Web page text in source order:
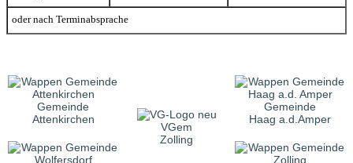
oder nach Terminabsprache
Gemeinde
Attenkirchen
VGem
Zolling
Gemeinde
Haag a.d.Amper